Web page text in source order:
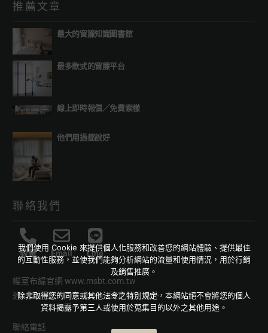
推薦文章
最大的窗簾知識圖書館
最多款式的窗簾平台
線上即時報價／免費索樣
他們用過都說好
聯絡我們
致電 Email Line
幔室布緹官網www.msbt.com.tw
週一至週五 09:00-18:00，國定假日除外
聯絡電話
我們使用 Cookie 來提供個人化服務和改善您的網站體驗、提供最佳
的互動性服務，並使我們能夠分析網站的流量和使用情況，用於行銷
及銷售推廣。
除非取得您的同意或其他法令之特別規定，本網站絕不會將您的個人
資料揭露予第三人或使用於蒐集目的以外之其他用途。